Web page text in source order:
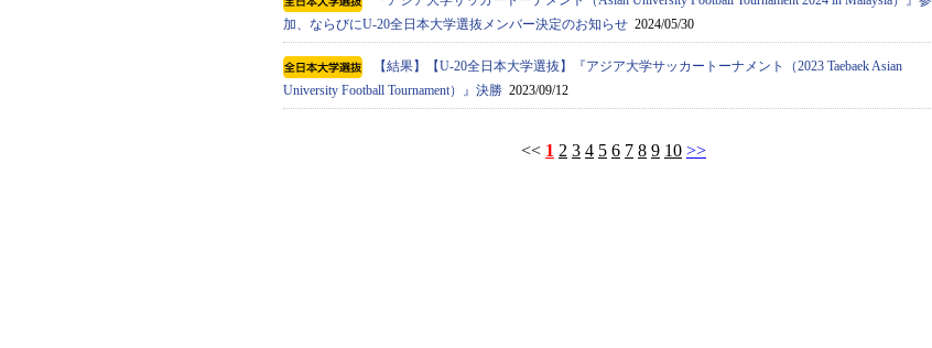
加、ならびにU-20全日本大学選抜メンバー決定のお知らせ 2024/05/30
【結果】【U-20全日本大学選抜】『アジア⼤学サッカートーナメント（2023 Taebaek Asian
University Football Tournament）』決勝 2023/09/12
<< 1 2 3 4 5 6 7 8 9 10 >>